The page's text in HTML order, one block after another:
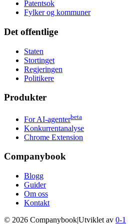
Patentsok
Fylker og kommuner
Det offentlige
Staten
Stortinget
Regjeringen
Politikere
Produkter
For AI-agenterbeta
Konkurrentanalyse
Chrome Extension
Companybook
Blogg
Guider
Om oss
Kontakt
© 2026 Companybook|Utviklet av 0-1